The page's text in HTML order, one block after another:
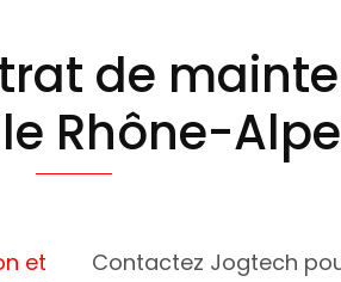
de
Rhône-
et
Contactez Jogtech